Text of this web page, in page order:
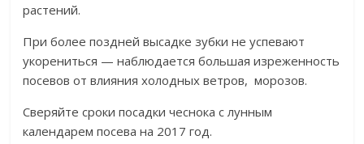
растений.
При более поздней высадке зубки не успевают
укорениться — наблюдается большая изреженность
посевов от влияния холодных ветров, морозов.
Сверяйте сроки посадки чеснока с лунным
календарем посева на 2017 год.